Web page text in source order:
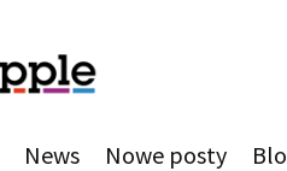
News Nowe posty